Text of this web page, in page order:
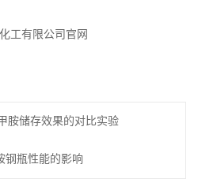
工有限公司官网
胺储存效果的对比实验
钢瓶性能的影响